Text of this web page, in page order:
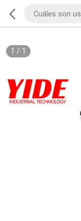
1 / 1